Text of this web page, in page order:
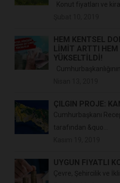
Konut fiyatları ve
HEM KENTSEL
LİMİT ARTTI HEM
YÜKSELTİLDİ!
Cumhurbaşkanlığının
ÇILGIN PROJE:
Cumhurbaşkanı
tarafından &quo...
UYGUN FİYATLI
Çevre, Şehircilik ve